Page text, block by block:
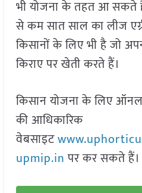
भी योजना के तहत आ सकते
से कम सात साल का लीज
किसानों के लिए भी है जो
किराए पर खेती करते हैं।
किसान योजना के लिए
की आधिकारिक
वेबसाइट
upmip.inपर कर सकते हैं।